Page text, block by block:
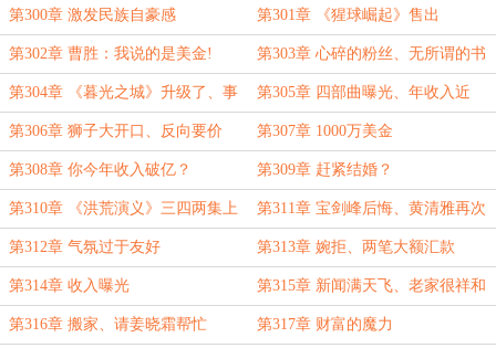
第300章 激发民族自豪感 第301章 《猩球崛起》售出
第302章 曹胜：我说的是美金! 第303章 心碎的粉丝、无所谓的书
迷
第304章 《暮光之城》升级了、事
业为重
第305章 四部曲曝光、年收入近
亿？
第306章 狮子大开口、反向要价 第307章 1000万美金
第308章 你今年收入破亿？ 第309章 赶紧结婚？
第310章 《洪荒演义》三四两集上
市
第311章 宝剑峰后悔、黄清雅再次
邀请
第312章 气氛过于友好 第313章 婉拒、两笔大额汇款
第314章 收入曝光 第315章 新闻满天飞、老家很祥和
第316章 搬家、请姜晓霜帮忙 第317章 财富的魔力